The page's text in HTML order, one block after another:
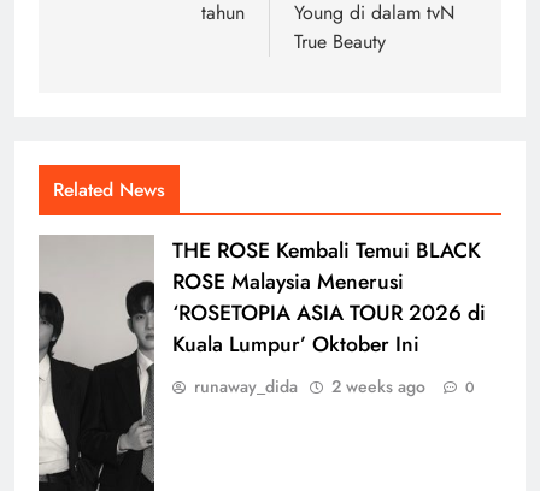
tahun
Young di dalam tvN
True Beauty
Related News
THE ROSE Kembali Temui BLACK
ROSE Malaysia Menerusi
‘ROSETOPIA ASIA TOUR 2026 di
Kuala Lumpur’ Oktober Ini
runaway_dida 2 weeks ago 0